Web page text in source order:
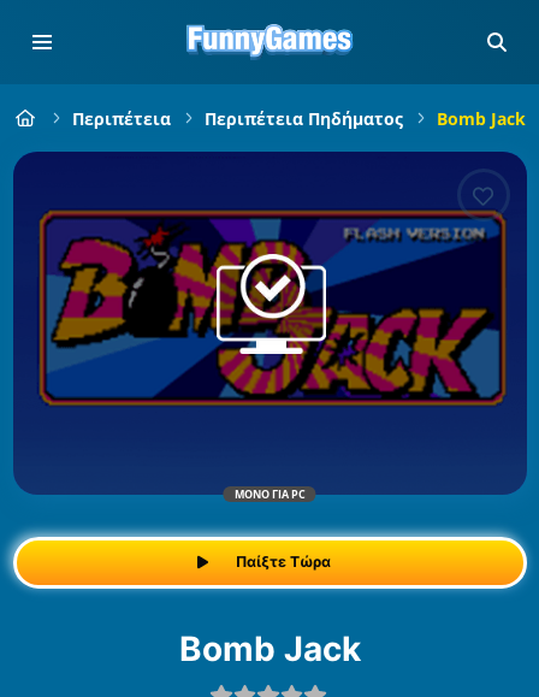
Περιπέτεια Περιπέτεια Πηδήματος Bomb Jack
ΜΌΝΟ ΓΙΑ PC
Παίξτε Τώρα
Bomb Jack